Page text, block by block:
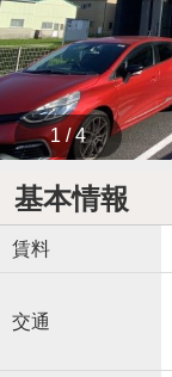
1 / 4
基本情報
賃料
交通